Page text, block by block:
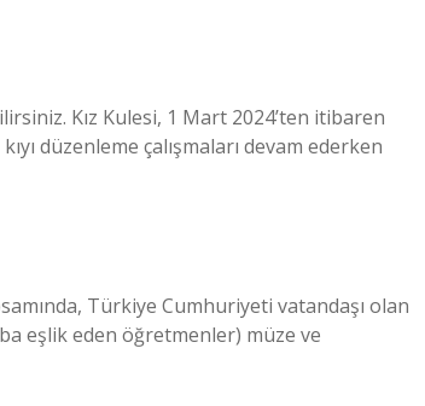
Kız Kulesi, 1 Mart 2024’ten itibaren
düzenleme çalışmaları devam ederken
Türkiye Cumhuriyeti vatandaşı olan
eşlik eden öğretmenler) müze ve